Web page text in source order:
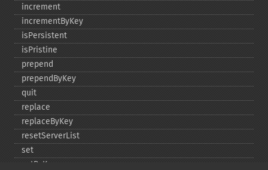
increment
incrementByKey
isPersistent
isPristine
prepend
prependByKey
quit
replace
replaceByKey
resetServerList
set
setByKey